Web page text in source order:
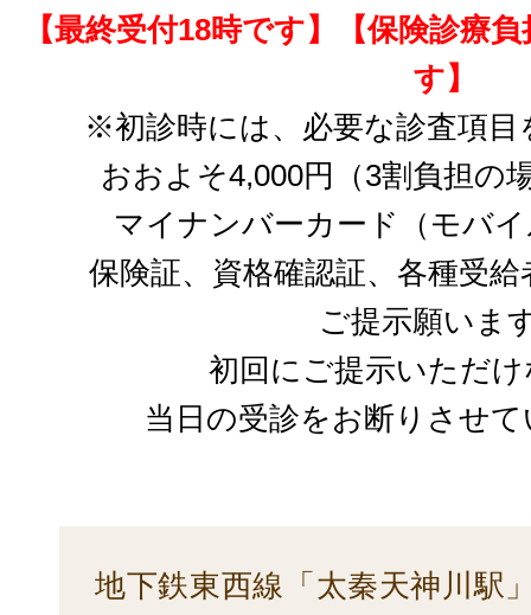
【最終受付18時です】【保険診療
す】
※初診時には、必要な診査項
おおよそ4,000円（3割負担の
マイナンバーカード（モバ
保険証、資格確認証、各種受
ご提示願いま
初回にご提示いただ
当日の受診をお断りさせ
地下鉄東西線「太秦天神川駅